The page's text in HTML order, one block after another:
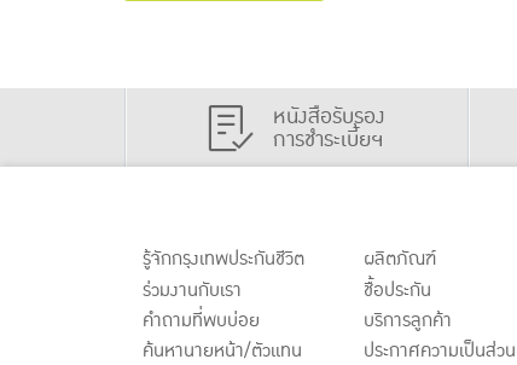
หนังสือรับรอง
การชำระเบี้ยฯ
รู้จักกรุงเทพประกันชีวิต
ร่วมงานกับเรา
คำถามที่พบบ่อย
ค้นหานายหน้า/ตัวแทน
ผลิตภัณฑ์
ชื้อประกัน
บริการลูกค้า
ประกาศความเป็นส่ว